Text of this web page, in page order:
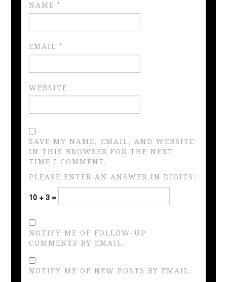
NAME*
EMAIL*
WEBSITE
SAVE MY NAME, EMAIL, AND WEBSITE
IN THIS BROWSER FOR THE NEXT
TIME I COMMENT.
PLEASE ENTER AN ANSWER IN DIGITS:
10 + 3 =
NOTIFY ME OF FOLLOW-UP
COMMENTS BY EMAIL.
NOTIFY ME OF NEW POSTS BY EMAIL.